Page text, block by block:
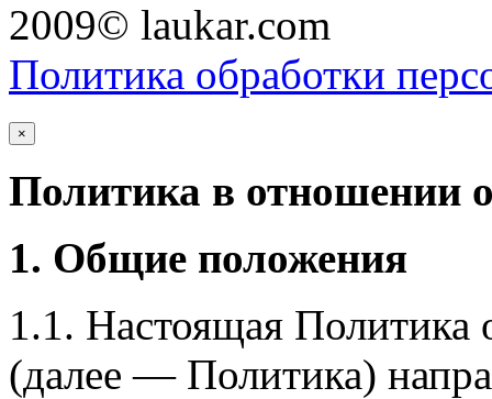
2009© laukar.com
Политика обработки
×
Политика в отношении
1. Общие положения
1.1. Настоящая Политика
(далее — Политика)